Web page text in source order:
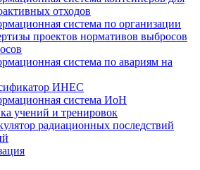
отходов
система по организации
проектов нормативов выбросов
система по авариям на
ИНЕС
система ИоН
учений и тренировок
радиационных последствий